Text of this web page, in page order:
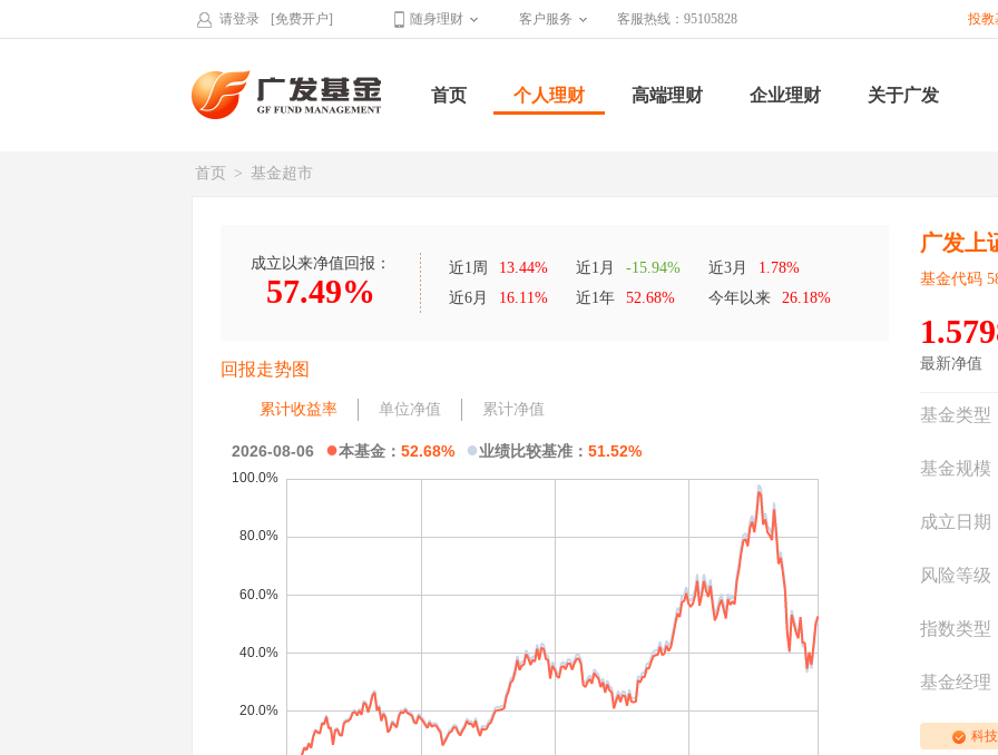
请登录 [免费开户] 随身理财 客户服务 客服热线：95105828 投教
首页 个人理财 高端理财 企业理财 关于广发
首页 > 基金超市
成立以来净值回报：
57.49%
近1周 13.44% 近1月 -15.94% 近3月
1.78%
近6月
16.11% 近1年 52.68% 今年以来 26.18%
回报走势图
累计收益率 单位净值 累计净值
2026-08-06 ●本基金： 52.68% ●业绩比较基准： 51.52%
广发上
基金代码
最新净值
基金类型
基金规模
成立日期
风险等级
指数类型
基金经理
科技